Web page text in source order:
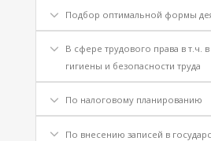
Подбор оптимальной формы
В сфере трудового права в т.ч.
гигиены и безопасности труда
По налоговому планированию
По внесению записей в